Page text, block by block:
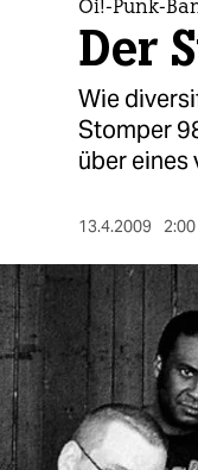
Oi!-Punk-
Der
Wie
Stomper
über eines
13.4.2009